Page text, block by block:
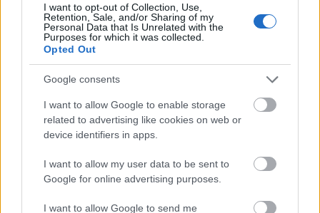
I want to opt-out of Collection, Use,
Retention, Sale, and/or Sharing of my
Personal Data that Is Unrelated with the
Purposes for which it was collected.
Opted Out
Google consents
I want to allow Google to enable storage
related to advertising like cookies on web or
device identifiers in apps.
I want to allow my user data to be sent to
Google for online advertising purposes.
I want to allow Google to send me
τριών κάθετων οδικών αξόνων της για 35 χρόνια,
η οποία κυρώθηκε με τον ν. 5260/2025 (Α’ 229).